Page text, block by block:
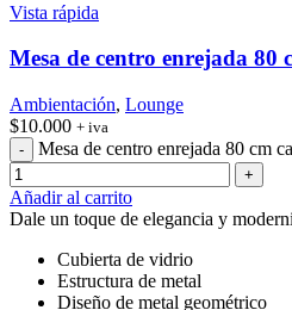
Vista rápida
Mesa de centro enrejada 80
Ambientación, Lounge
$10.000 + iva
Mesa de centro enrejada 80 cm
Añadir al carrito
Dale un toque de elegancia y
Cubierta de vidrio
Estructura de metal
Diseño de metal geométrico